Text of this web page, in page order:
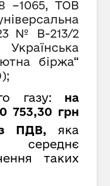
–1065, ТОВ
№ В-213/2
біржа“
газу: на
753,30 грн
ПДВ, яка
середнє
таких